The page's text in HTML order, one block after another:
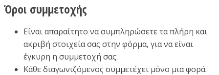
Όροι συμμετοχής
Είναι απαραίτητο να συμπληρώσετε τα πλήρη και
ακριβή στοιχεία σας στην φόρμα, για να είναι
έγκυρη η συμμετοχή σας.
Κάθε διαγωνιζόμενος συμμετέχει μόνο μια φορά.